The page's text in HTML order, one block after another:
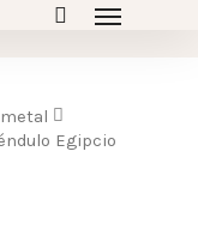
Egipcio